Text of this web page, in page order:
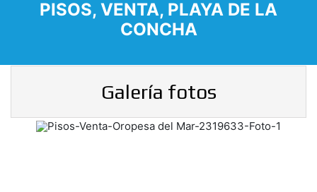
PISOS, VENTA, PLAYA DE LA
CONCHA
Galería fotos